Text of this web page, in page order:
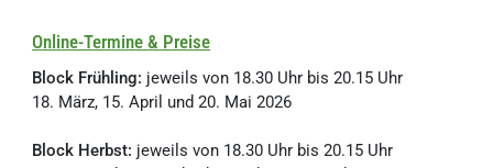
Online-Termine & Preise
Block Frühling: jeweils von 18.30 Uhr bis 20.15 Uhr
18. März, 15. April und 20. Mai 2026
Block Herbst: jeweils von 18.30 Uhr bis 20.15 Uhr